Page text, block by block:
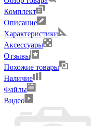
Комплект
Описание
Характеристики
Аксессуары
Отзывы
Похожие товары
Наличие
Файлы
Видео